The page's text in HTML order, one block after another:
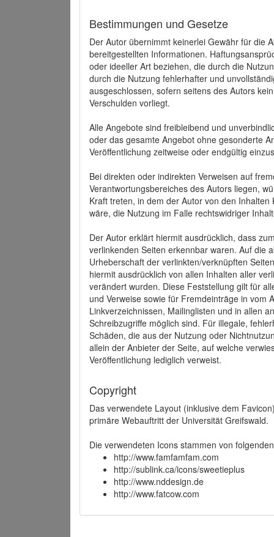
Bestimmungen und Gesetze
Der Autor übernimmt keinerlei Gewähr für die
bereitgestellten Informationen.
oder ideeller Art beziehen, die durch die
durch die Nutzung fehlerhafter und
ausgeschlossen, sofern seitens des Autors
Verschulden vorliegt.
Alle Angebote sind freibleibend und
oder das gesamte Angebot ohne gesonderte
Veröffentlichung zeitweise oder endgültig
Bei direkten oder indirekten Verweisen auf
Verantwortungsbereiches des Autors liegen,
Kraft treten, in dem der Autor von den
wäre, die Nutzung im Falle rechtswidriger
Der Autor erklärt hiermit ausdrücklich, dass
verlinkenden Seiten erkennbar waren. Auf die
Urheberschaft der verlinkten/verknüpften
hiermit ausdrücklich von allen Inhalten aller
verändert wurden. Diese Feststellung gilt für
und Verweise sowie für Fremdeinträge in vom
Linkverzeichnissen, Mailinglisten und in allen
Schreibzugriffe möglich sind. Für illegale,
Schäden, die aus der Nutzung oder
allein der Anbieter der Seite, auf welche
Veröffentlichung lediglich verweist.
Copyright
Das verwendete Layout (inklusive dem
primäre Webauftritt der Universität Greifswald.
Die verwendeten Icons stammen von
http://www.famfamfam.com
http://sublink.ca/icons/sweetieplus
http://www.nddesign.de
http://www.fatcow.com